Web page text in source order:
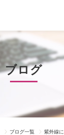
ブログ
ブログ一覧 紫外線